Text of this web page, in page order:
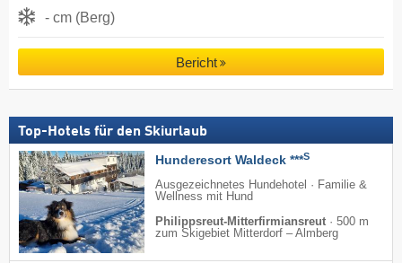
- cm (Berg)
Bericht
Top-Hotels für den Skiurlaub
Hunderesort Waldeck ***S
Ausgezeichnetes Hundehotel · Familie &
Wellness mit Hund
Philippsreut-Mitterfirmiansreut · 500 m
zum Skigebiet Mitterdorf – Almberg